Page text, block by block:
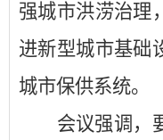
强城市洪涝治理
进新型城市基础
城市保供系统。
会议强调，